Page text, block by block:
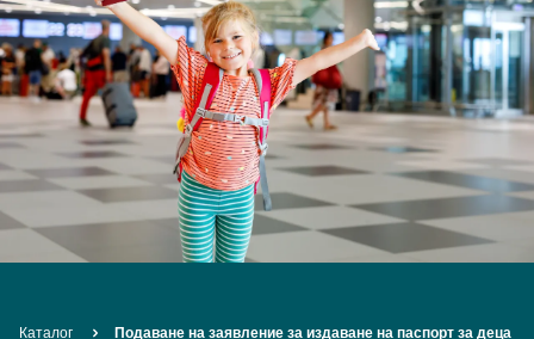
Breadcrumb
Каталог Подаване на заявление за издаване на паспорт за деца